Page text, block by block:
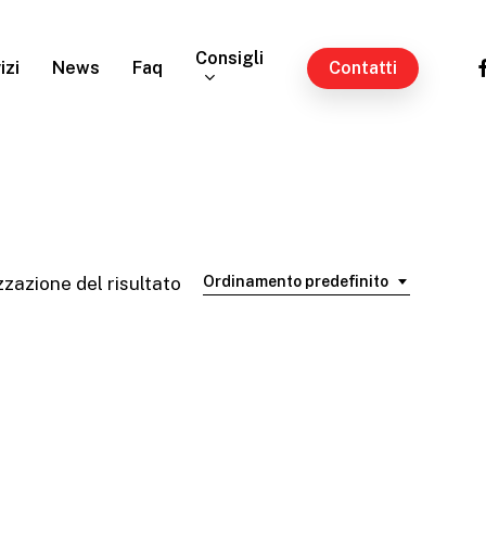
News Faq Consigli Contatti
Ordinamento predefinito
del risultato